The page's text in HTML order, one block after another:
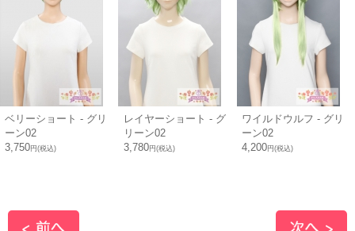
ベリーショート - グリ
ーン02
3,750円(税込)
レイヤーショート - グ
リーン02
3,780円(税込)
ワイルドウルフ - グリ
ーン02
4,200円(税込)